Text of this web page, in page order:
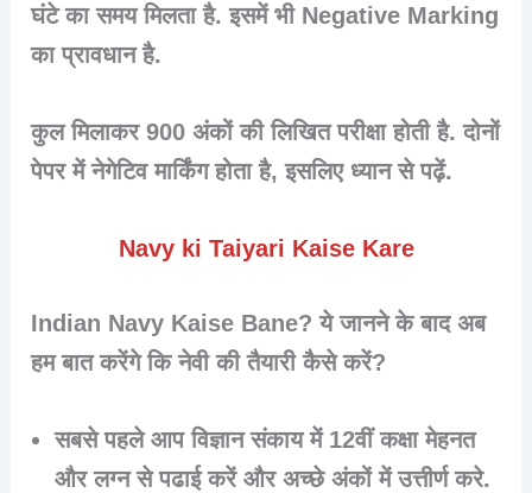
घंटे का समय मिलता है. इसमें भी Negative Marking
का प्रावधान है.
कुल मिलाकर900 अंकोंकी लिखित परीक्षा होती है. दोनों
पेपर मेंनेगेटिव मार्किंगहोता है, इसलिए ध्यान से पढ़ें.
Navy ki Taiyari Kaise Kare
Indian Navy Kaise Bane? ये जानने के बाद अब
हम बात करेंगे कि नेवी की तैयारी कैसे करें?
सबसे पहले आप विज्ञान संकाय में 12वीं कक्षामेहनत
और लग्न से पढाई करें और अच्छे अंकों में उत्तीर्ण करे.